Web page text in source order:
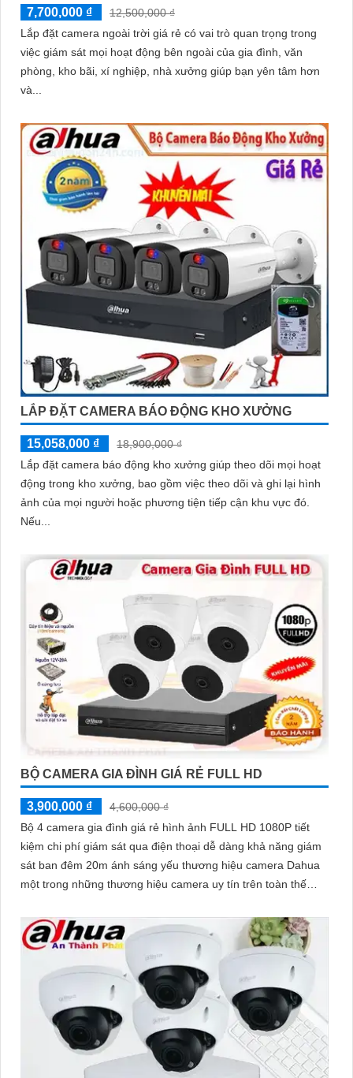
7,700,000 ₫
12,500,000 ₫
Lắp đặt camera ngoài trời giá rẻ có vai trò quan trọng trong
việc giám sát mọi hoạt động bên ngoài của gia đình, văn
phòng, kho bãi, xí nghiệp, nhà xưởng giúp bạn yên tâm hơn
và...
LẮP ĐẶT CAMERA BÁO ĐỘNG KHO XƯỞNG
15,058,000 ₫
18,900,000 ₫
Lắp đặt camera báo động kho xưởng giúp theo dõi mọi hoạt
động trong kho xưởng, bao gồm việc theo dõi và ghi lại hình
ảnh của mọi người hoặc phương tiện tiếp cận khu vực đó.
Nếu...
BỘ CAMERA GIA ĐÌNH GIÁ RẺ FULL HD
3,900,000 ₫
4,600,000 ₫
Bộ 4 camera gia đình giá rẻ hình ảnh FULL HD 1080P tiết
kiệm chi phí giám sát qua điện thoại dễ dàng khả năng giám
sát ban đêm 20m ánh sáng yếu thương hiệu camera Dahua
một trong những thương hiệu camera uy tín trên toàn thế